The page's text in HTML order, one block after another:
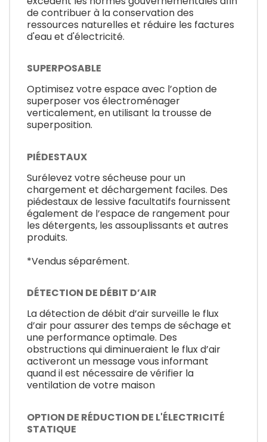
de contribuer à la conservation des
ressources naturelles et réduire les factures
d'eau et d'électricité.
SUPERPOSABLE
Optimisez votre espace avec l’option de
superposer vos électroménager
verticalement, en utilisant la trousse de
superposition.
PIÉDESTAUX
Surélevez votre sécheuse pour un
chargement et déchargement faciles. Des
piédestaux de lessive facultatifs fournissent
également de l’espace de rangement pour
les détergents, les assouplissants et autres
produits.
*Vendus séparément.
DÉTECTION DE DÉBIT D’AIR
La détection de débit d’air surveille le flux
d’air pour assurer des temps de séchage et
une performance optimale. Des
obstructions qui diminueraient le flux d’air
activeront un message vous informant
quand il est nécessaire de vérifier la
ventilation de votre maison
OPTION DE RÉDUCTION DE L'ÉLECTRICITÉ
STATIQUE